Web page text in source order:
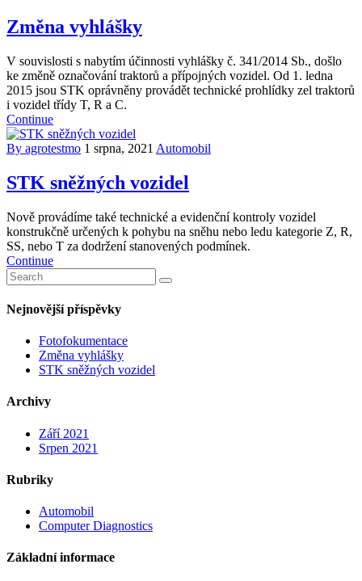
Změna vyhlášky
V souvislosti s nabytím účinnosti vyhlášky č. 341/2014 Sb., došlo
ke změně označování traktorů a přípojných vozidel. Od 1. ledna
2015 jsou STK oprávněny provádět technické prohlídky zel traktorů
i vozidel třídy T, R a C.
Continue
By agrotestmo 1 srpna, 2021 Automobil
STK sněžných vozidel
Nově provádíme také technické a evidenční kontroly vozidel
konstrukčně určených k pohybu na sněhu nebo ledu kategorie Z, R,
SS, nebo T za dodržení stanovených podmínek.
Continue
Nejnovější příspěvky
Fotofokumentace
Změna vyhlášky
STK sněžných vozidel
Archivy
Září 2021
Srpen 2021
Rubriky
Automobil
Computer Diagnostics
Základní informace